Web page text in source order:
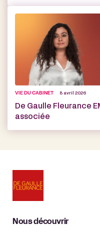
VIE DU CABINET 8 avril 2026
De Gaulle Fleurance
associée
Nous découvrir